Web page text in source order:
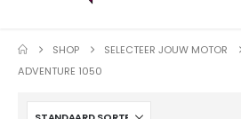
SHOP SELECTEER JOUW MOTOR
ADVENTURE 1050